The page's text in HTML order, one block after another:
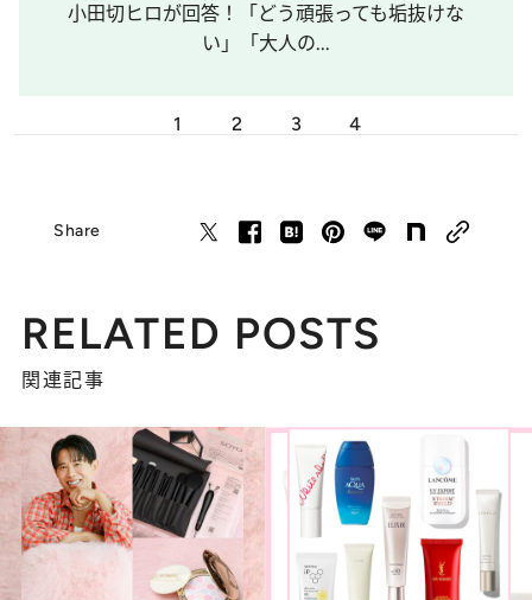
小田切ヒロが回答！「どう頑張っても垢抜けな
い」「大人の...
1 2 3 4
Share
RELATED POSTS
関連記事